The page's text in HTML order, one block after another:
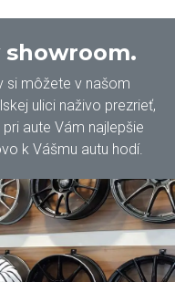
si môžete v našom
ulici naživo prezrieť,
aute Vám najlepšie
k Vášmu autu hodí.